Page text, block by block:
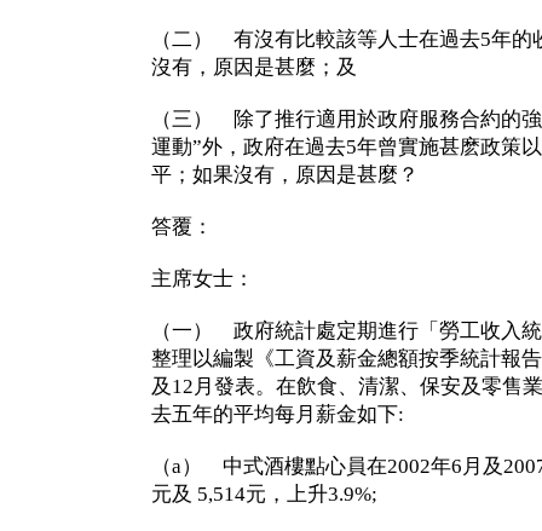
（二） 有沒有比較該等人士在過去5年的
沒有，原因是甚麼；及
（三） 除了推行適用於政府服務合約的
運動”外，政府在過去5年曾實施甚麽政策
平；如果沒有，原因是甚麼？
答覆：
主席女士：
（一） 政府統計處定期進行「勞工收入
整理以編製《工資及薪金總額按季統計報
及12月發表。在飲食、清潔、保安及零售
去五年的平均每月薪金如下:
（a） 中式酒樓點心員在2002年6月及
元及 5,514元，上升3.9%;